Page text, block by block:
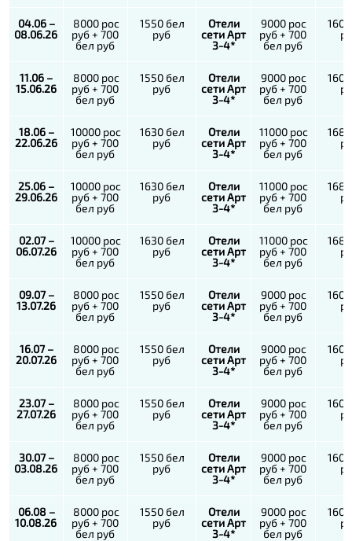
04.06 –
08.06.26
8000 рос
руб + 700
бел руб
1550 бел
руб
Отели
сети Арт
3-4*
9000 рос
руб + 700
бел руб
11.06 –
15.06.26
8000 рос
руб + 700
бел руб
1550 бел
руб
Отели
сети Арт
3-4*
9000 рос
руб + 700
бел руб
18.06 –
22.06.26
10000 рос
руб + 700
бел руб
1630 бел
руб
Отели
сети Арт
3-4*
11000 рос
руб + 700
бел руб
25.06 –
29.06.26
10000 рос
руб + 700
бел руб
1630 бел
руб
Отели
сети Арт
3-4*
11000 рос
руб + 700
бел руб
02.07 –
06.07.26
10000 рос
руб + 700
бел руб
1630 бел
руб
Отели
сети Арт
3-4*
11000 рос
руб + 700
бел руб
09.07 –
13.07.26
8000 рос
руб + 700
бел руб
1550 бел
руб
Отели
сети Арт
3-4*
9000 рос
руб + 700
бел руб
16.07 –
20.07.26
8000 рос
руб + 700
бел руб
1550 бел
руб
Отели
сети Арт
3-4*
9000 рос
руб + 700
бел руб
23.07 –
27.07.26
8000 рос
руб + 700
бел руб
1550 бел
руб
Отели
сети Арт
3-4*
9000 рос
руб + 700
бел руб
30.07 –
03.08.26
8000 рос
руб + 700
бел руб
1550 бел
руб
Отели
сети Арт
3-4*
9000 рос
руб + 700
бел руб
06.08 –
10.08.26
8000 рос
руб + 700
бел руб
1550 бел
руб
Отели
сети Арт
3-4*
9000 рос
руб + 700
бел руб